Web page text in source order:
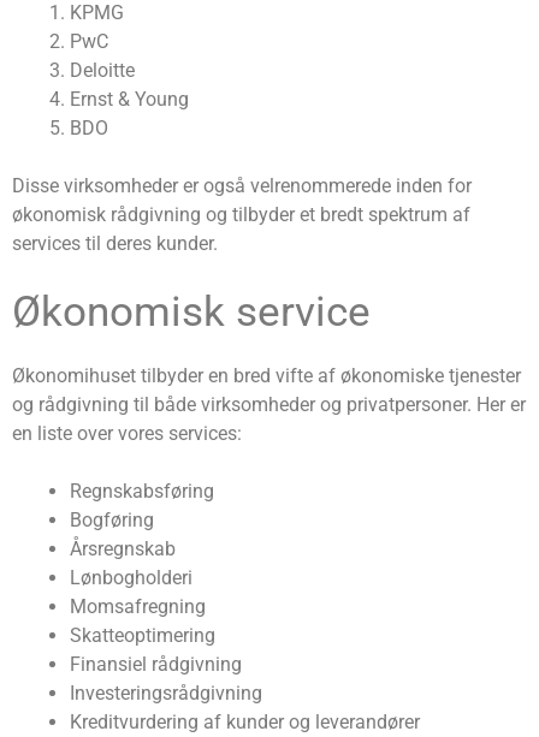
KPMG
PwC
Deloitte
Ernst & Young
BDO
Disse virksomheder er også velrenommerede inden for
økonomisk rådgivning og tilbyder et bredt spektrum af
services til deres kunder.
Økonomisk service
Økonomihuset tilbyder en bred vifte af økonomiske tjenester
og rådgivning til både virksomheder og privatpersoner. Her er
en liste over vores services:
Regnskabsføring
Bogføring
Årsregnskab
Lønbogholderi
Momsafregning
Skatteoptimering
Finansiel rådgivning
Investeringsrådgivning
Kreditvurdering af kunder og leverandører